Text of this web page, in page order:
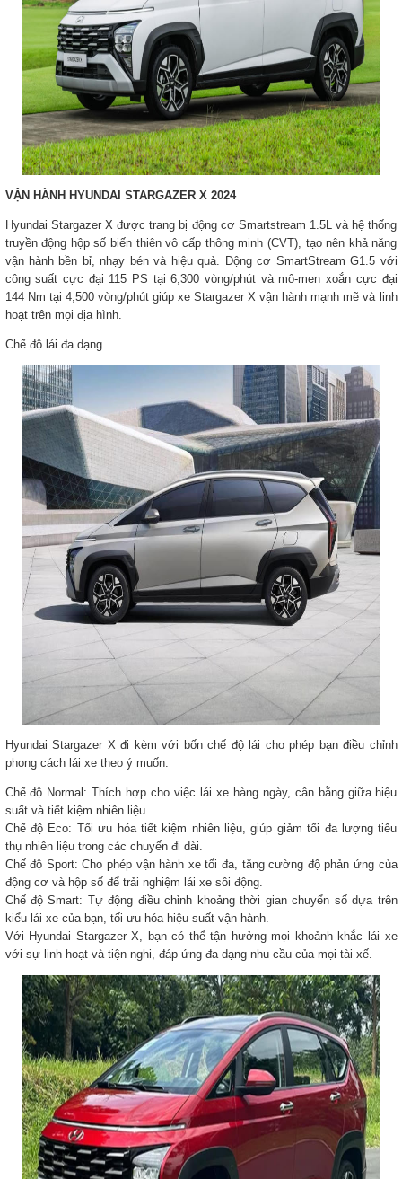
VẬN HÀNH HYUNDAI STARGAZER X 2024
Hyundai Stargazer X được trang bị động cơ Smartstream 1.5L và hệ thống
truyền động hộp số biến thiên vô cấp thông minh (CVT), tạo nên khả năng
vận hành bền bỉ, nhạy bén và hiệu quả. Động cơ SmartStream G1.5 với
công suất cực đại 115 PS tại 6,300 vòng/phút và mô-men xoắn cực đại
144 Nm tại 4,500 vòng/phút giúp xe Stargazer X vận hành mạnh mẽ và linh
hoạt trên mọi địa hình.
Chế độ lái đa dạng
Hyundai Stargazer X đi kèm với bốn chế độ lái cho phép bạn điều chỉnh
phong cách lái xe theo ý muốn:
Chế độ Normal: Thích hợp cho việc lái xe hàng ngày, cân bằng giữa hiệu
suất và tiết kiệm nhiên liệu.
Chế độ Eco: Tối ưu hóa tiết kiệm nhiên liệu, giúp giảm tối đa lượng tiêu
thụ nhiên liệu trong các chuyến đi dài.
Chế độ Sport: Cho phép vận hành xe tối đa, tăng cường độ phản ứng của
động cơ và hộp số để trải nghiệm lái xe sôi động.
Chế độ Smart: Tự động điều chỉnh khoảng thời gian chuyển số dựa trên
kiểu lái xe của bạn, tối ưu hóa hiệu suất vận hành.
Với Hyundai Stargazer X, bạn có thể tận hưởng mọi khoảnh khắc lái xe
với sự linh hoạt và tiện nghi, đáp ứng đa dạng nhu cầu của mọi tài xế.